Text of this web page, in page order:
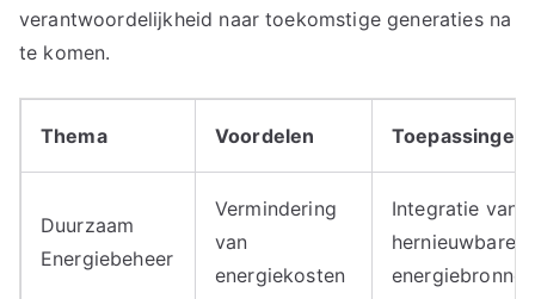
verantwoordelijkheid naar toekomstige generaties na
te komen.
Thema Voordelen Toepassingen
Duurzaam
Energiebeheer
Vermindering
van
energiekosten
Integratie van
hernieuwbare
energiebronnen